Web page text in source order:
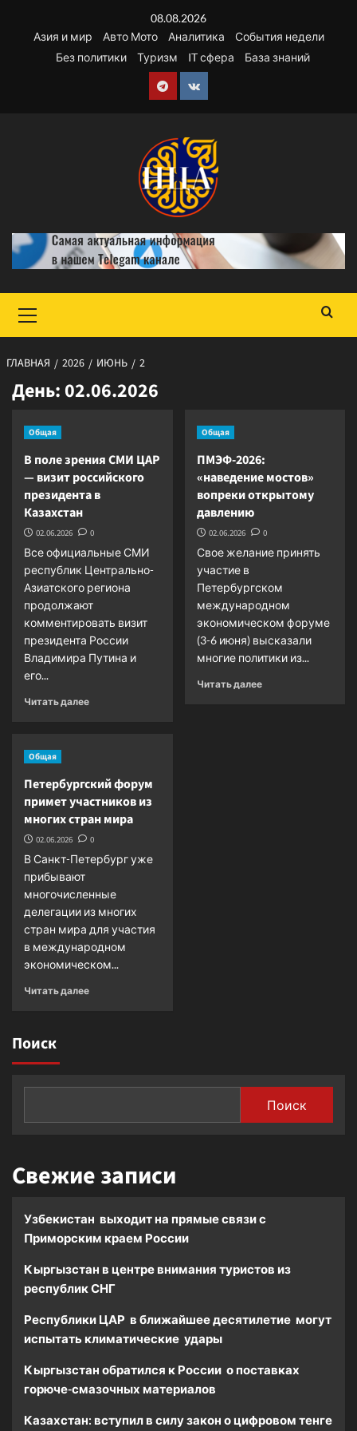
содержимому
08.08.2026
Азия и мир
Авто Мото Аналитика
События недели
Без политики
Туризм IT сфера База знаний
Telegram
VK
меню
ГЛАВНАЯ 2026 ИЮНЬ 2
День: 02.06.2026
Общая
В поле зрения СМИ ЦАР
— визит российского
президента в
Казахстан
02.06.2026 0
Все официальные СМИ
республик Центрально-
Азиатского региона
продолжают
комментировать визит
президента России
Владимира Путина и
его...
Читать далееПрочитать
СМИ
ЦАР
—
визит
президента
Казахстан
Общая
ПМЭФ-2026:
«наведение мостов»
вопреки открытому
давлению
02.06.2026 0
Свое желание принять
участие в
Петербургском
международном
экономическом форуме
(3-6 июня) высказали
многие политики из...
Читать далееПрочитать
Общая
Петербургский форум
примет участников из
многих стран мира
02.06.2026 0
В Санкт-Петербург уже
прибывают
многочисленные
делегации из многих
стран мира для участия
в международном
экономическом...
Читать далееПрочитать
стран
Поиск
Поиск
Свежие записи
Узбекистан выходит на прямые связи с
Приморским краем России
Кыргызстан в центре внимания туристов из
республик СНГ
Республики ЦАР в ближайшее десятилетие могут
испытать климатические удары
Кыргызстан обратился к России о поставках
горюче-смазочных материалов
Казахстан: вступил в силу закон о цифровом тенге